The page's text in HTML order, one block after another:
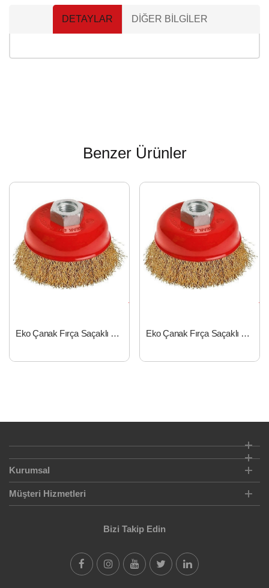
DETAYLAR DIĞER BILGILER
Benzer Ürünler
Eko Çanak Fırça Saçaklı 65 mm Eko Çanak Fırça Saçaklı 75 mm
Kurumsal
Müşteri Hizmetleri
Bizi Takip Edin